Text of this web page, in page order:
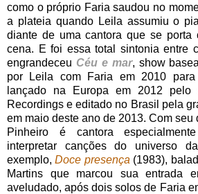
como o próprio Faria saudou no
a plateia quando Leila assumiu o
diante de uma cantora que se porta
cena. E foi essa total sintonia entre
engrandeceu Céu e mar, show
por Leila com Faria em 2010 para
lançado na Europa em 2012
Recordings e editado no Brasil pela
em maio deste ano de 2013. Com seu
Pinheiro é cantora
interpretar canções do universo
exemplo,Doce presença (1983),
Martins que marcou sua entrada
aveludado, após dois solos de Faria